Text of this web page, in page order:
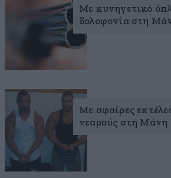
Με κυνηγετικό
δολοφονία στη
Με σφαίρες
νεαρούς στη Μάνη